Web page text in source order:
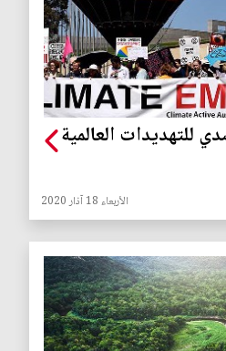
للتهديدات العالمية
الأربعاء 18 آذار 2020